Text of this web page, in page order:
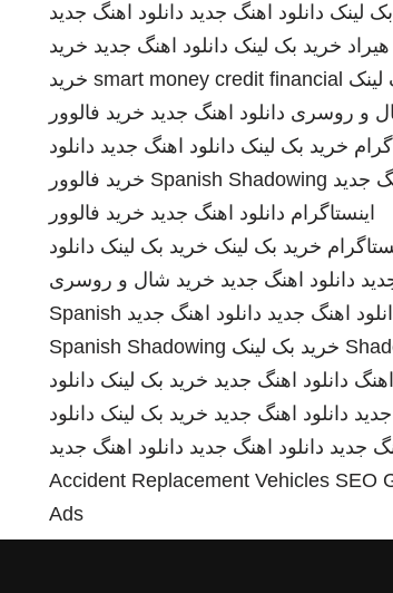
لینک دانلود اهنگ جدید دانلود اهنگ جدید
خرید بک لینک دانلود اهنگ جدید خرید
لینک smart money credit financial خرید
و روسری دانلود اهنگ جدید خرید فالوور
خرید بک لینک دانلود اهنگ جدید دانلود
جدید Spanish Shadowing خرید فالوور
اینستاگرام دانلود اهنگ جدید خرید فالوور
خرید بک لینک خرید بک لینک دانلود
دانلود اهنگ جدید خرید شال و روسری
اهنگ جدید دانلود اهنگ جدید Spanish
خرید بک لینک Spanish Shadowing
دانلود اهنگ جدید خرید بک لینک دانلود
دانلود اهنگ جدید خرید بک لینک دانلود
جدید دانلود اهنگ جدید دانلود اهنگ جدید
Accident Replacement Vehicles SEO
Ads